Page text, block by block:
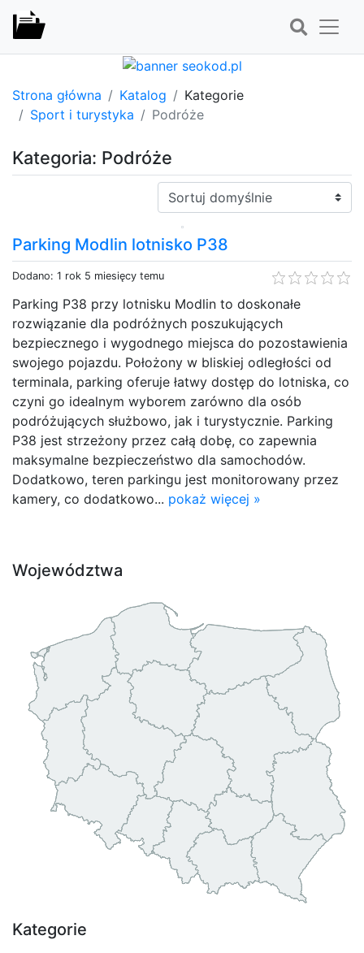
Strona główna Katalog
Kategorie
Sport i turystyka
Podróże
Kategoria: Podróże
Sortuj:
Parking Modlin lotnisko P38
Dodano: 1 rok 5 miesięcy temu
Parking P38 przy lotnisku Modlin to doskonałe
rozwiązanie dla podróżnych poszukujących
bezpiecznego i wygodnego miejsca do pozostawienia
swojego pojazdu. Położony w bliskiej odległości od
terminala, parking oferuje łatwy dostęp do lotniska, co
czyni go idealnym wyborem zarówno dla osób
podróżujących służbowo, jak i turystycznie. Parking
P38 jest strzeżony przez całą dobę, co zapewnia
maksymalne bezpieczeństwo dla samochodów.
Dodatkowo, teren parkingu jest monitorowany przez
kamery, co dodatkowo... pokaż więcej »
Województwa
Kategorie